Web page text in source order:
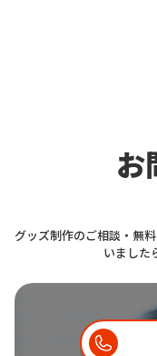
お
グッズ制作のご相談・無
いました